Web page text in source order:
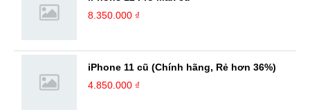
8.350.000 ₫
iPhone 11 cũ (Chính hãng, Rẻ hơn 36%)
4.850.000 ₫